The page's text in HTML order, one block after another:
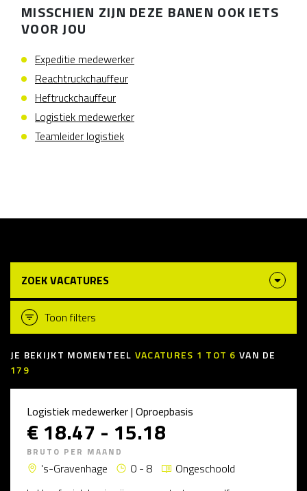
MISSCHIEN ZIJN DEZE BANEN OOK IETS
VOOR JOU
Expeditie medewerker
Reachtruckchauffeur
Heftruckchauffeur
Logistiek medewerker
Teamleider logistiek
ZOEK VACATURES
Toon filters
JE BEKIJKT MOMENTEEL VACATURES 1 TOT 6 VAN DE
179
Logistiek medewerker | Oproepbasis
€ 18.47 - 15.18
BRUTO PER MAAND
's-Gravenhage 0 - 8
Ongeschoold